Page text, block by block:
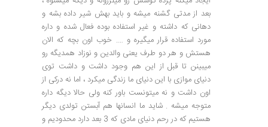
بعد از مدتی گشنه میشه و باید بهش شیر داده بشه و
دهانی که داشته و غیر استفاده بوده فعال شده و داره
مورد استفاده قرار میگیره و …. خوب اون بچه که الان
هستش و هر دو طرف یعنی والدین و نوزاد همدیگه رو
میبینن تا قبل از این هم وجود داشت و داشت توی
دنیای موازی با این دنیای ما زندگی میکرد ، اما نه درکی از
اون داشت و نه میتونست باور کنه ولی حالا دیگه داره
متوجه میشه . شاید ما انسانها هم آبستن تولدی دیگر
هستیم که در رحم دنیای مادی که 3 بعد دارد محدودیم و